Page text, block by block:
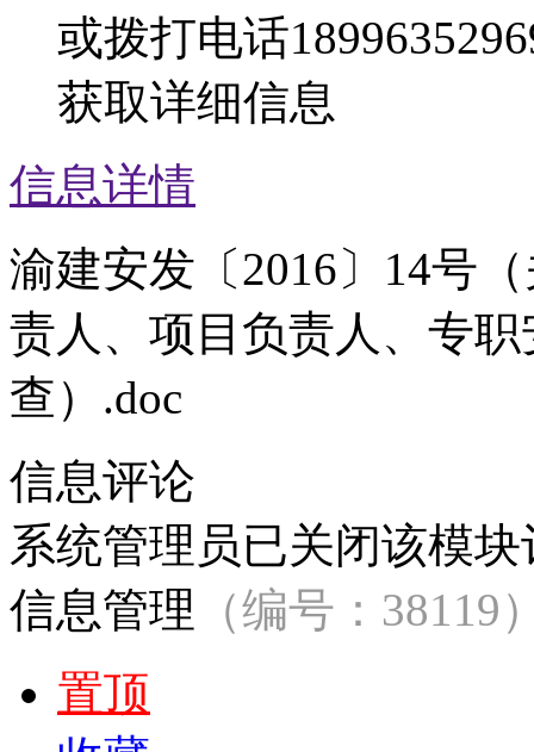
或拨打电话
获取详细信息
信息详情
渝建安发〔2016〕14号
责人、项目负责人、专
查）.doc
信息评论
系统管理员已关闭该模
信息管理 （编号：38119
置顶